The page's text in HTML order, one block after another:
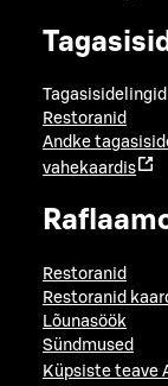
Restoranid
Andke
vahekaardis
Restoranid
Restoranid
Lõunasöök
Sündmused
Küpsiste teave